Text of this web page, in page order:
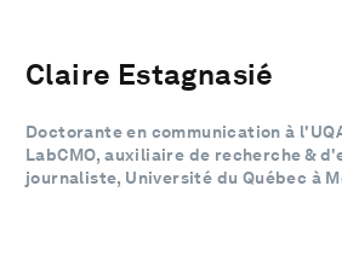
Claire Estagnasié
Doctorante en communication à
LabCMO, auxiliaire de recherche &
journaliste, Université du Québec à